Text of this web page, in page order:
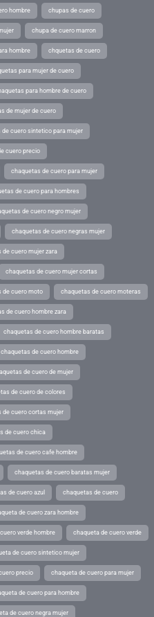
hombre chupas de cuero
chupa de cuero marron
hombre chquetas de cuero
para mujer de cuero
para hombre de cuero
de mujer de cuero
de cuero sintetico para mujer
cuero precio
chaquetas de cuero para mujer
de cuero para hombres
de cuero negro mujer
chaquetas de cuero negras mujer
de cuero mujer zara
chaquetas de cuero mujer cortas
de cuero moto chaquetas de cuero moteras
de cuero hombre zara
chaquetas de cuero hombre baratas
chaquetas de cuero hombre
de cuero de mujer
de cuero de colores
de cuero cortas mujer
de cuero chica
de cuero cafe hombre
chaquetas de cuero baratas mujer
de cuero azul chaquetas de cuero
de cuero zara hombre
verde hombre chaqueta de cuero verde
de cuero sintetico mujer
precio chaqueta de cuero para mujer
de cuero para hombre
de cuero negra mujer